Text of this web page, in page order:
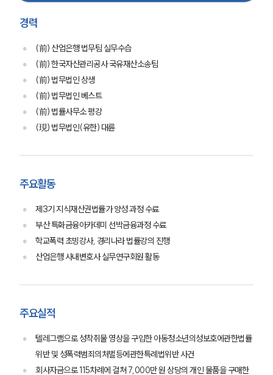
팀소개
고객의 소리
통합검색
AI대륜
경력
(前) 산업은행 법무팀 실무수습
(前) 한국자산관리공사 국유재산소송팀
(前) 법무법인 상생
(前) 법무법인 베스트
(前) 법률사무소 평강
(現) 법무법인(유한) 대륜
주요활동
제3기 지식재산권법률가 양성 과정 수료
부산 특화금융아카데미 선박금융과정 수료
학교폭력 초빙강사, 경리나라 법률강의 진행
산업은행 사내변호사 실무연구회원 활동
주요실적
텔레그램으로 성착취물 영상을 구입한 아동청소년의성보호에관한법률
위반 및 성폭력범죄의처벌등에관한특례법위반 사건
회사자금으로 115차례에 걸쳐 7,000만 원 상당의 개인 물품을 구매한